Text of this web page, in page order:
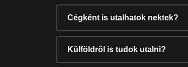
Cégként is utalhatok nektek?
Külföldről is tudok utalni?